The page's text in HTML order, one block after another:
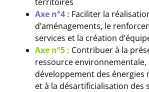
Axe n°4 : Faciliter la
d’aménagements, le
services et la création
Axe n°5 : Contribuer à la
ressource environnementale,
développement des énergies
et à la désartificialisation des